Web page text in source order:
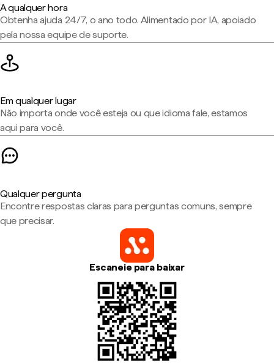
A qualquer hora
Obtenha ajuda 24/7, o ano todo. Alimentado por IA, apoiado
pela nossa equipe de suporte.
Em qualquer lugar
Não importa onde você esteja ou que idioma fale, estamos
aqui para você.
Qualquer pergunta
Encontre respostas claras para perguntas comuns, sempre
que precisar.
Escaneie para baixar